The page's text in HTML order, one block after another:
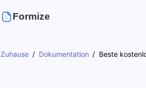
Formize
Zuhause Dokumentation Beste